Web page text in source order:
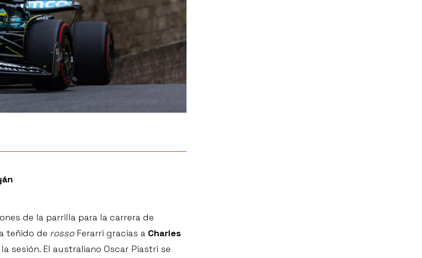
de la parrilla para la carrera de
teñido de rossoFerarri gracias a Charles
sesión. El australiano Oscar Piastri se